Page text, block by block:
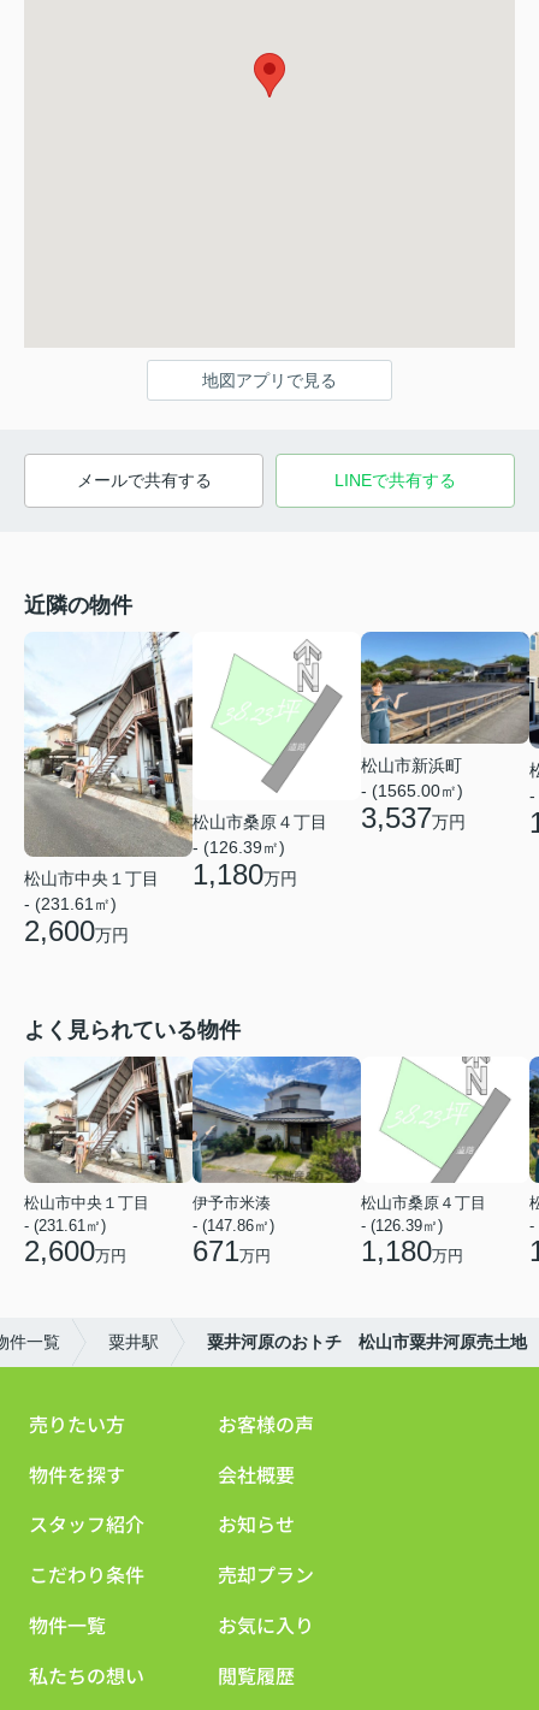
地図アプリで見る
メールで共有する LINEで共有する
近隣の物件
松山市中央１丁目
- (231.61㎡)
2,600万円
松山市桑原４丁目
- (126.39㎡)
1,180万円
松山市新浜町
- (1565.00㎡)
3,537万円
-
よく見られている物件
松山市中央１丁目
- (231.61㎡)
2,600万円
伊予市米湊
- (147.86㎡)
671万円
松山市桑原４丁目
- (126.39㎡)
1,180万円
-
件一覧 粟井駅 粟井河原のおトチ 松山市粟井河原売土地
売りたい方
物件を探す
スタッフ紹介
こだわり条件
物件一覧
私たちの想い
お客様の声
会社概要
お知らせ
売却プラン
お気に入り
閲覧履歴